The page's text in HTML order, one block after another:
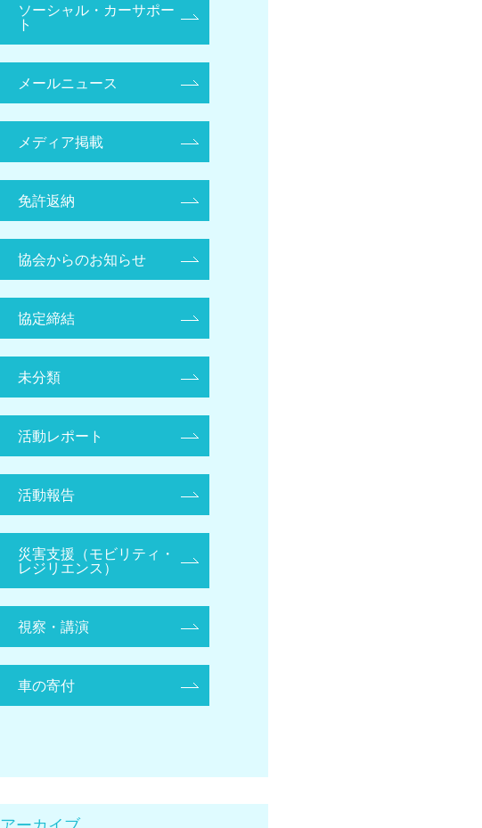
ソーシャル・カーサポー
ト
メールニュース
メディア掲載
免許返納
協会からのお知らせ
協定締結
未分類
活動レポート
活動報告
災害支援（モビリティ・
レジリエンス）
視察・講演
車の寄付